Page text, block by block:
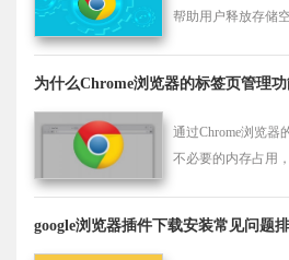
帮助用户释放存储
为什么Chrome浏览器的标签页管理
通过Chrome浏览器
不必要的内存占用
google浏览器插件下载安装常见问题